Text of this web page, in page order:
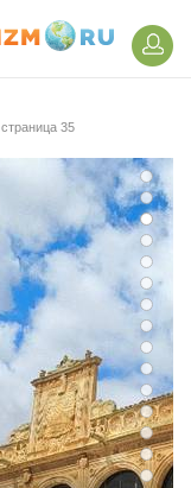
страница 35